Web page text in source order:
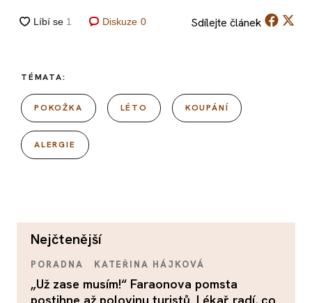
Diskuze 0 Sdílejte článek
TÉMATA:
POKOŽKA LÉTO KOUPÁNÍ
ALERGIE
nejčtenější
PORADNA KATEŘINA HÁJKOVÁ
„Už zase musím!“ Faraonova pomsta
postihne až polovinu turistů. Lékař radí, co